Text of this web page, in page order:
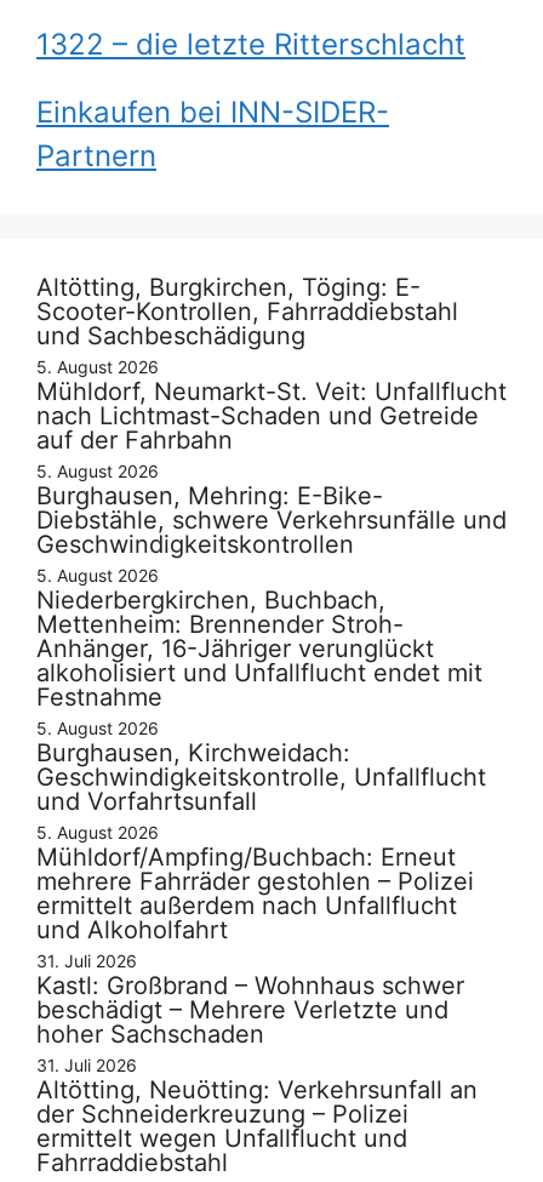
1322 – die letzte Ritterschlacht
Einkaufen bei INN-SIDER-
Partnern
Altötting, Burgkirchen, Töging: E-
Scooter-Kontrollen, Fahrraddiebstahl
und Sachbeschädigung
5. August 2026
Mühldorf, Neumarkt-St. Veit: Unfallflucht
nach Lichtmast-Schaden und Getreide
auf der Fahrbahn
5. August 2026
Burghausen, Mehring: E-Bike-
Diebstähle, schwere Verkehrsunfälle und
Geschwindigkeitskontrollen
5. August 2026
Niederbergkirchen, Buchbach,
Mettenheim: Brennender Stroh-
Anhänger, 16-Jähriger verunglückt
alkoholisiert und Unfallflucht endet mit
Festnahme
5. August 2026
Burghausen, Kirchweidach:
Geschwindigkeitskontrolle, Unfallflucht
und Vorfahrtsunfall
5. August 2026
Mühldorf/Ampfing/Buchbach: Erneut
mehrere Fahrräder gestohlen – Polizei
ermittelt außerdem nach Unfallflucht
und Alkoholfahrt
31. Juli 2026
Kastl: Großbrand – Wohnhaus schwer
beschädigt – Mehrere Verletzte und
hoher Sachschaden
31. Juli 2026
Altötting, Neuötting: Verkehrsunfall an
der Schneiderkreuzung – Polizei
ermittelt wegen Unfallflucht und
Fahrraddiebstahl